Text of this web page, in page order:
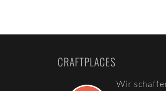
CRAFTPLACES
Wir